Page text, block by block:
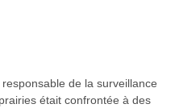
de la surveillance
était confrontée à des